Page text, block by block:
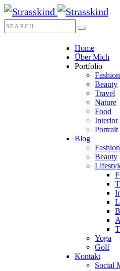
Home
Über Mich
Portfolio
Fashion
Beauty
Travel
Nature
Food
Interior
Portrait
Blog
Fashion
Beauty
Yoga
Golf
Kontakt
Social